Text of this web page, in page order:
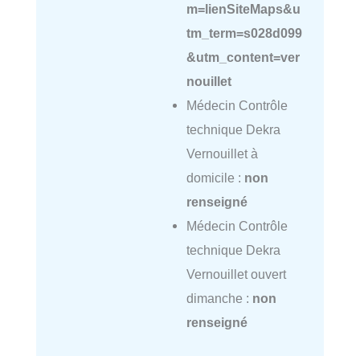
m=lienSiteMaps&u
tm_term=s028d099
&utm_content=ver
nouillet
Médecin Contrôle
technique Dekra
Vernouillet à
domicile : non
renseigné
Médecin Contrôle
technique Dekra
Vernouillet ouvert
dimanche : non
renseigné